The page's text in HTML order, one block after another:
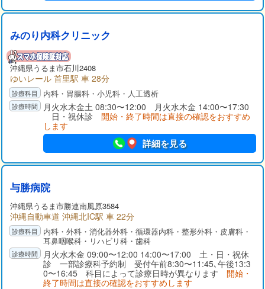
みのり内科クリニック
沖縄県うるま市石川2408
ゆいレール 首里駅 車 28分
内科・胃腸科・小児科・人工透析
月火水木金土 08:30〜12:00 月火水木金 14:00〜17:30
日・祝休診 開始・終了時間は直接の確認をおすすめ
します
詳細を見る
与勝病院
沖縄県うるま市勝連南風原3584
沖縄自動車道 沖縄北IC駅 車 22分
内科・外科・消化器外科・循環器内科・整形外科・皮膚科・
耳鼻咽喉科・リハビリ科・歯科
月火水木金 09:00〜12:00 14:00〜17:00 土・日・祝休
診 一部診療科予約制 受付午前8:30〜11:45､午後13:3
0〜16:45 科目によって診療日時が異なります 開始・
終了時間は直接の確認をおすすめします